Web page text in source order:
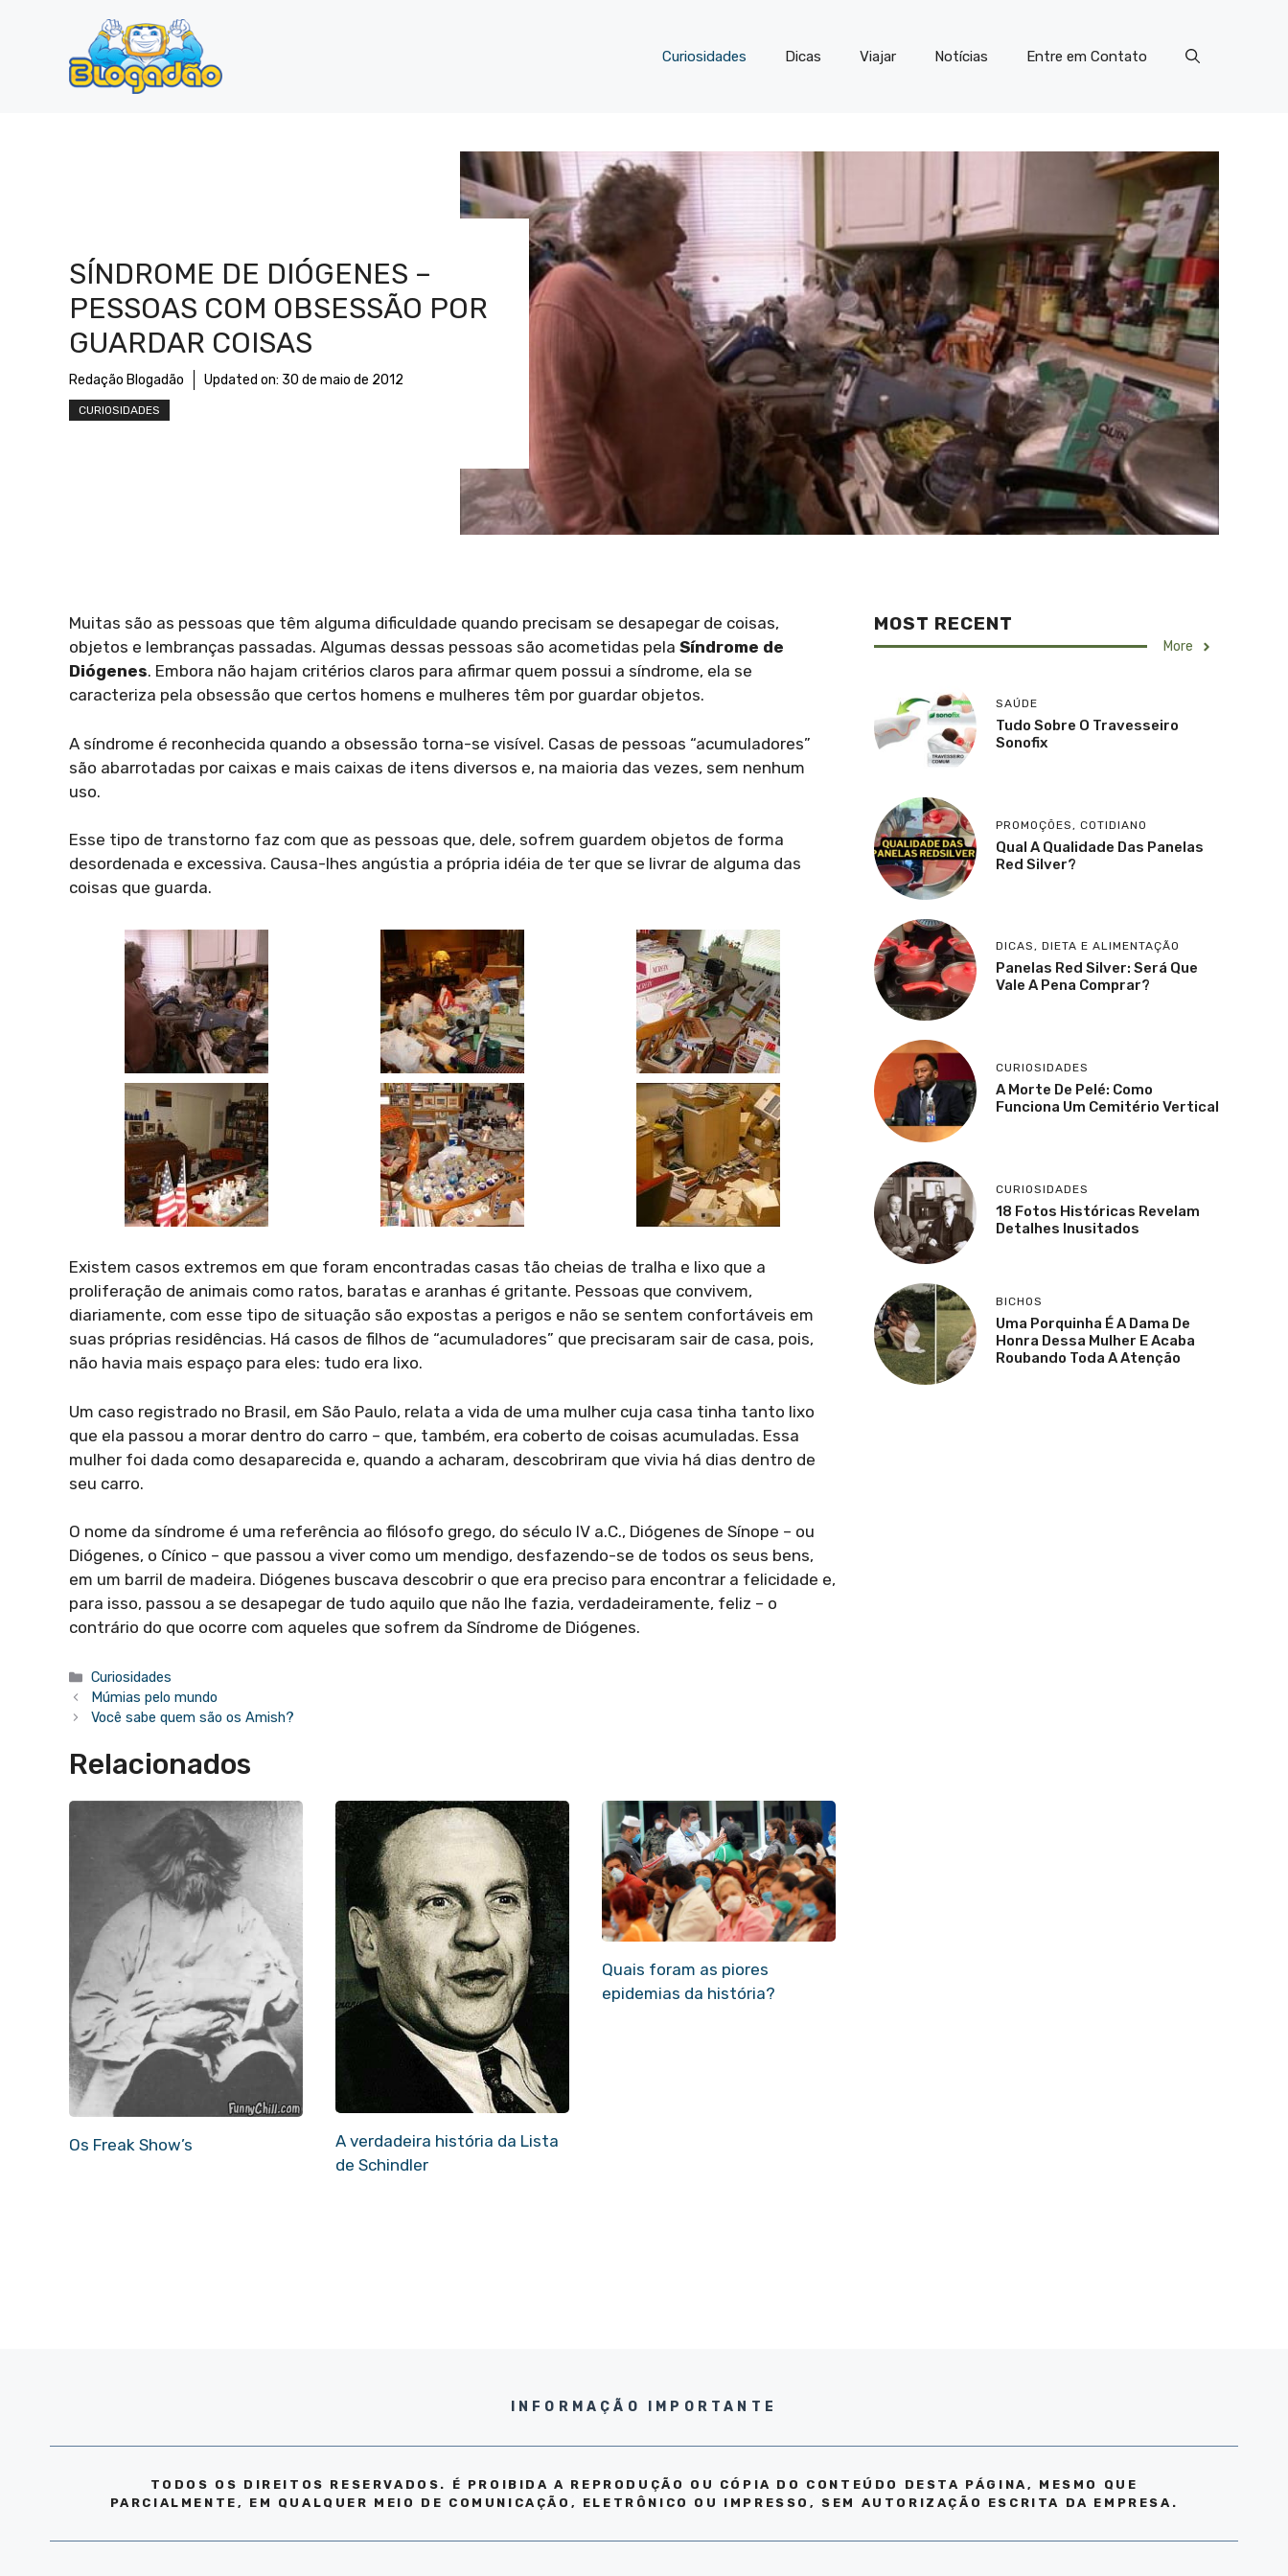
conteúdo
Curiosidades Dicas Viajar Notícias Entre em Contato
SÍNDROME DE DIÓGENES –
PESSOAS COM OBSESSÃO POR
GUARDAR COISAS
Redação Blogadão Updated on: 30 de maio de 2012
CURIOSIDADES
Muitas são as pessoas que têm alguma dificuldade quando precisam se desapegar de coisas,
objetos e lembranças passadas. Algumas dessas pessoas são acometidas pela Síndrome de
Diógenes. Embora não hajam critérios claros para afirmar quem possui a síndrome, ela se
caracteriza pela obsessão que certos homens e mulheres têm por guardar objetos.
A síndrome é reconhecida quando a obsessão torna-se visível. Casas de pessoas “acumuladores”
são abarrotadas por caixas e mais caixas de itens diversos e, na maioria das vezes, sem nenhum
uso.
Esse tipo de transtorno faz com que as pessoas que, dele, sofrem guardem objetos de forma
desordenada e excessiva. Causa-lhes angústia a própria idéia de ter que se livrar de alguma das
coisas que guarda.
Existem casos extremos em que foram encontradas casas tão cheias de tralha e lixo que a
proliferação de animais como ratos, baratas e aranhas é gritante. Pessoas que convivem,
diariamente, com esse tipo de situação são expostas a perigos e não se sentem confortáveis em
suas próprias residências. Há casos de filhos de “acumuladores” que precisaram sair de casa, pois,
não havia mais espaço para eles: tudo era lixo.
Um caso registrado no Brasil, em São Paulo, relata a vida de uma mulher cuja casa tinha tanto lixo
que ela passou a morar dentro do carro – que, também, era coberto de coisas acumuladas. Essa
mulher foi dada como desaparecida e, quando a acharam, descobriram que vivia há dias dentro de
seu carro.
O nome da síndrome é uma referência ao filósofo grego, do século IV a.C., Diógenes de Sínope – ou
Diógenes, o Cínico – que passou a viver como um mendigo, desfazendo-se de todos os seus bens,
em um barril de madeira. Diógenes buscava descobrir o que era preciso para encontrar a felicidade e,
para isso, passou a se desapegar de tudo aquilo que não lhe fazia, verdadeiramente, feliz – o
contrário do que ocorre com aqueles que sofrem da Síndrome de Diógenes.
Categorias
Curiosidades
Múmias pelo mundo
Você sabe quem são os Amish?
Relacionados
Os Freak Show’s
A verdadeira história da Lista
de Schindler
Quais foram as piores
epidemias da história?
MOST RECENT
More
SAÚDE
Tudo Sobre O Travesseiro
Sonofix
PROMOÇÕES , COTIDIANO
Qual A Qualidade Das Panelas
Red Silver?
DICAS, DIETA E ALIMENTAÇÃO
Panelas Red Silver: Será Que
Vale A Pena Comprar?
CURIOSIDADES
A Morte De Pelé: Como
Funciona Um Cemitério Vertical
CURIOSIDADES
18 Fotos Históricas Revelam
Detalhes Inusitados
BICHOS
Uma Porquinha É A Dama De
Honra Dessa Mulher E Acaba
Roubando Toda A Atenção
INFORMAÇÃO IMPORTANTE
TODOS OS DIREITOS RESERVADOS. É PROIBIDA A REPRODUÇÃO OU CÓPIA DO CONTEÚDO DESTA PÁGINA, MESMO QUE
PARCIALMENTE, EM QUALQUER MEIO DE COMUNICAÇÃO, ELETRÔNICO OU IMPRESSO, SEM AUTORIZAÇÃO ESCRITA DA EMPRESA.